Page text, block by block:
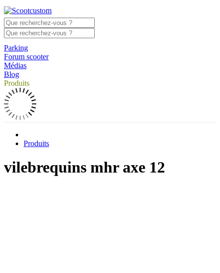
Parking
Forum scooter
Médias
Blog
Produits
Produits
vilebrequins mhr axe 12